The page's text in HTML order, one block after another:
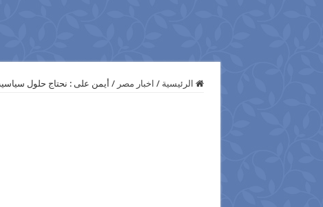
الرئيسية / اخبار مصر / أيمن على : نحتاج حلول